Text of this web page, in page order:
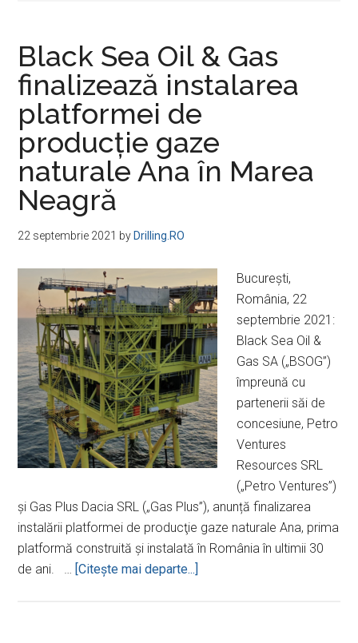
Black Sea Oil & Gas
finalizează instalarea
platformei de
producţie gaze
naturale Ana în Marea
Neagră
22 septembrie 2021 by Drilling.RO
Bucureşti,
România, 22
septembrie 2021:
Black Sea Oil &
Gas SA („BSOG”)
împreună cu
partenerii săi de
concesiune, Petro
Ventures
Resources SRL
(„Petro Ventures”)
şi Gas Plus Dacia SRL („Gas Plus”), anunță finalizarea
instalării platformei de producţie gaze naturale Ana, prima
platformă construită și instalată în România în ultimii 30
de ani. … [Citeşte mai departe...]